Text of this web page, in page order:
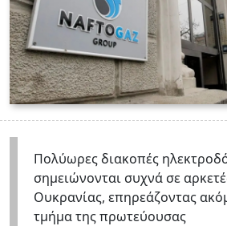
Πολύωρες διακοπές
σημειώνονται συχνά σε
Ουκρανίας, επηρεάζοντας
τμήμα της πρωτεύουσας